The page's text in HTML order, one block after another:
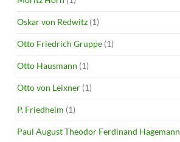
Oskar von Redwitz (1)
Otto Friedrich Gruppe (1)
Otto Hausmann (1)
Otto von Leixner (1)
P. Friedheim (1)
Paul August Theodor Ferdinand Hagemann